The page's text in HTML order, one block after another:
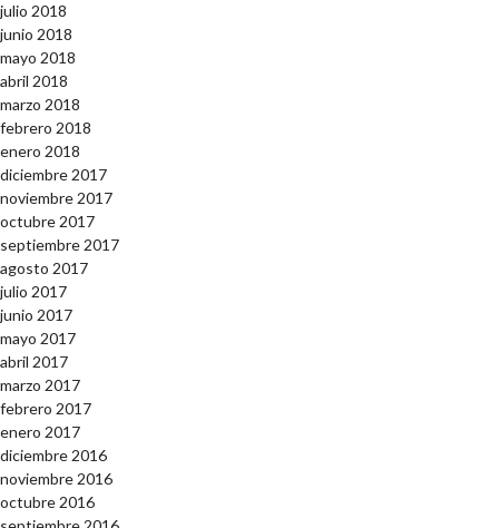
julio 2018
junio 2018
mayo 2018
abril 2018
marzo 2018
febrero 2018
enero 2018
diciembre 2017
noviembre 2017
octubre 2017
septiembre 2017
agosto 2017
julio 2017
junio 2017
mayo 2017
abril 2017
marzo 2017
febrero 2017
enero 2017
diciembre 2016
noviembre 2016
octubre 2016